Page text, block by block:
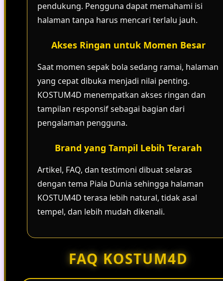
pendukung. Pengguna dapat memahami isi
halaman tanpa harus mencari terlalu jauh.
Akses Ringan untuk Momen Besar
Saat momen sepak bola sedang ramai, halaman
yang cepat dibuka menjadi nilai penting.
KOSTUM4D menempatkan akses ringan dan
tampilan responsif sebagai bagian dari
pengalaman pengguna.
Brand yang Tampil Lebih Terarah
Artikel, FAQ, dan testimoni dibuat selaras
dengan tema Piala Dunia sehingga halaman
KOSTUM4D terasa lebih natural, tidak asal
tempel, dan lebih mudah dikenali.
FAQ KOSTUM4D